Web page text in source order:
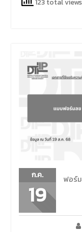
123 total views
ก.ค.
19
ฟอร์